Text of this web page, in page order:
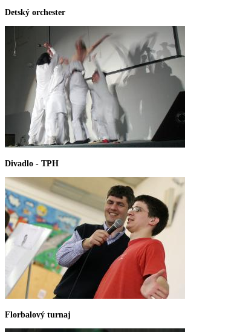
Detský orchester
Divadlo - TPH
Florbalový turnaj